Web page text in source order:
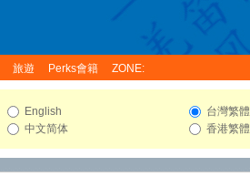
旅遊 Perks會籍 ZONE:
English
中文简体
台灣繁體
香港繁體